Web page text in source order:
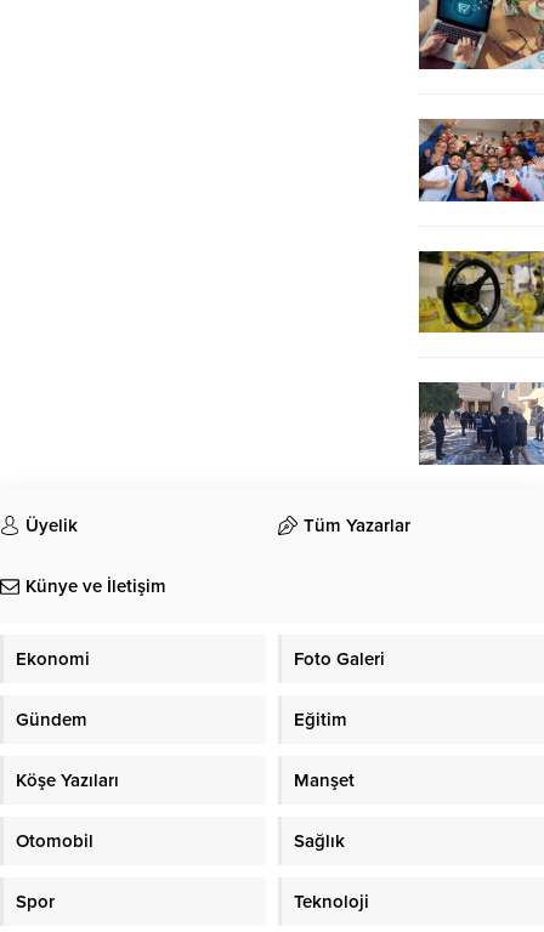
Üyelik Tüm Yazarlar
Künye ve İletişim
Ekonomi Foto Galeri
Gündem Eğitim
Köşe Yazıları Manşet
Otomobil Sağlık
Spor Teknoloji